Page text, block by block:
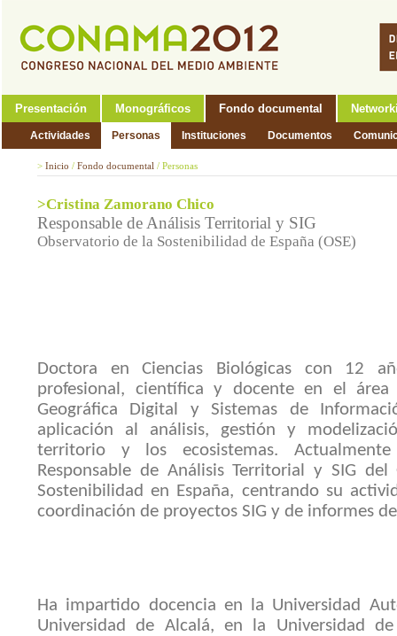
Presentación Monográficos Fondo documental
Actividades Personas Instituciones Documentos
> Inicio / Fondo documental / Personas
>Cristina Zamorano Chico
Responsable de Análisis Territorial y SIG
Observatorio de la Sostenibilidad de España (OSE)
Doctora en Ciencias Biológicas con 12
profesional, científica y docente en el
Geográfica Digital y Sistemas de
aplicación al análisis, gestión y
territorio y los ecosistemas. Actualmente
Responsable de Análisis Territorial y SIG
Sostenibilidad en España, centrando su
coordinación de proyectos SIG y de informes
Ha impartido docencia en la Universidad
Universidad de Alcalá, en la Universidad